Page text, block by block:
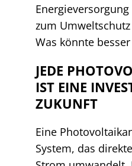
zum
Was könnte
JEDE
IST EINE
ZUKUNFT
Eine
System, das